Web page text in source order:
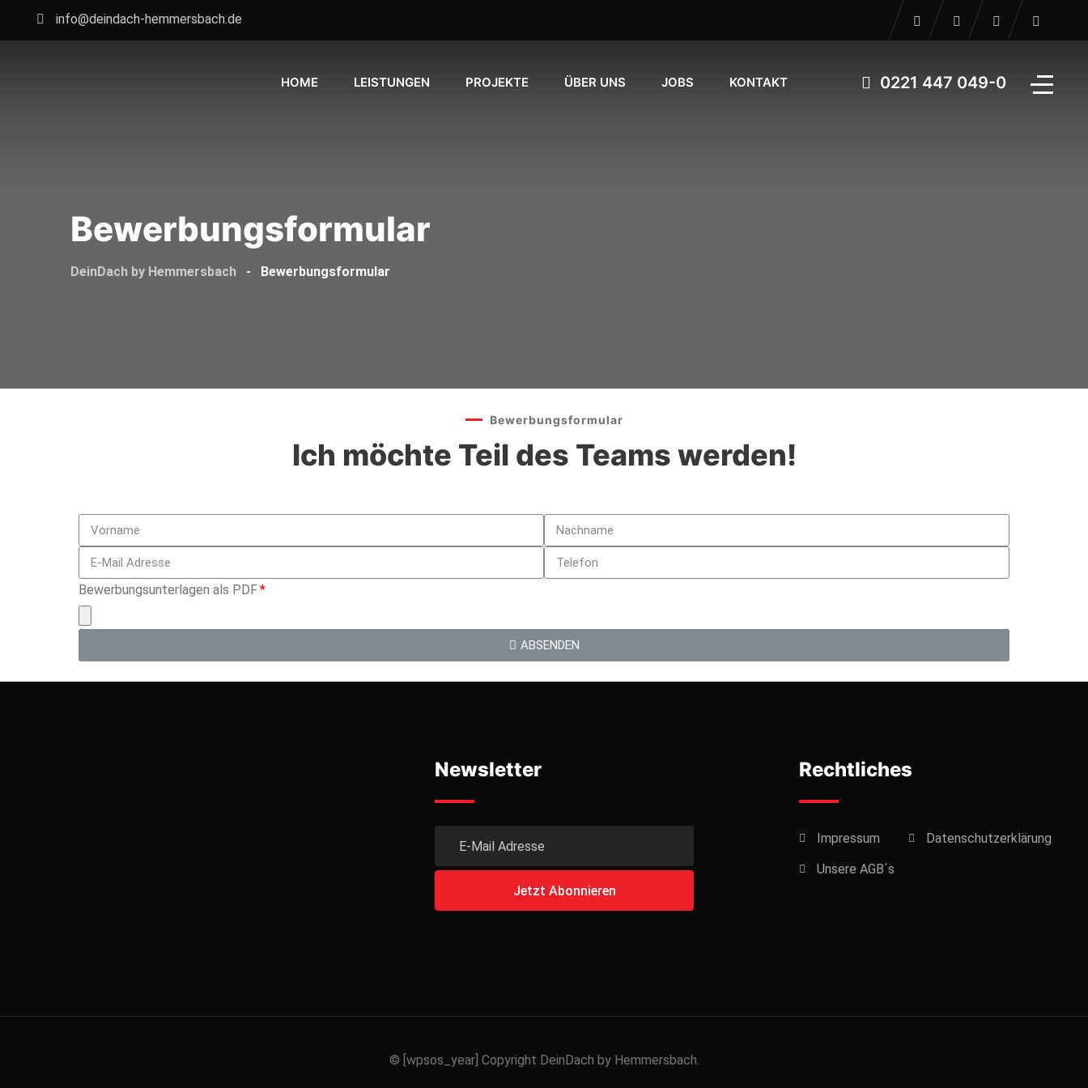
info@deindach-hemmersbach.de
HOME LEISTUNGEN PROJEKTE ÜBER UNS JOBS KONTAKT 0221 447 049-0
Bewerbungsformular
DeinDach by Hemmersbach - Bewerbungsformular
Bewerbungsformular
Ich möchte Teil des Teams werden!
Bewerbungsunterlagen als PDF
ABSENDEN
Newsletter Rechtliches
Impressum
Datenschutzerklärung
Unsere AGB´s
© [wpsos_year] Copyright DeinDach by Hemmersbach.